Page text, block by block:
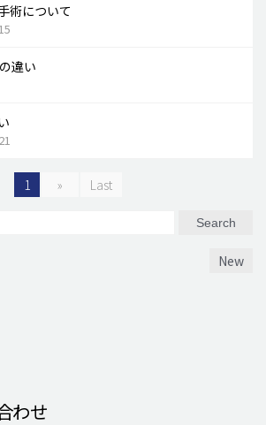
術について
違い
1 » Last
Search
New
わせ